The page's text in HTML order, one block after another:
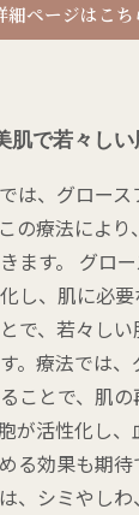
細ページはこち
肌で若々しい
は、グロー
の療法により
ます。 グロ
し、肌に必
で、若々し
。療法では、
ことで、肌
が活性化し
る効果も期待
、シミやし